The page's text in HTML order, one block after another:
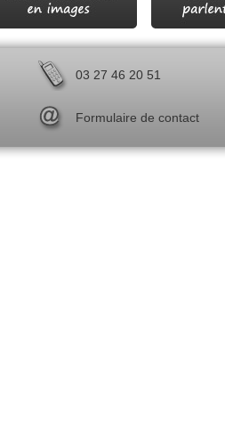
03 27 46 20 51
Formulaire de contact